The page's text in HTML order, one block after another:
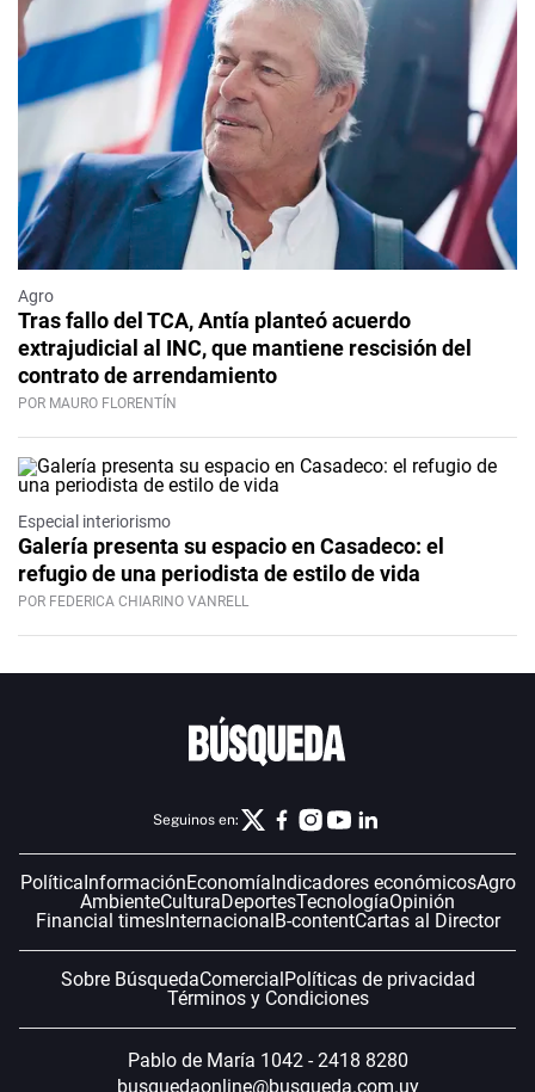
Agro
Tras fallo del TCA, Antía planteó acuerdo
extrajudicial al INC, que mantiene rescisión del
contrato de arrendamiento
POR MAURO FLORENTÍN
Especial interiorismo
Galería presenta su espacio en Casadeco: el
refugio de una periodista de estilo de vida
POR FEDERICA CHIARINO VANRELL
Seguinos en:
PolíticaInformaciónEconomíaIndicadores económicosAgro
AmbienteCulturaDeportesTecnologíaOpinión
Financial timesInternacionalB-contentCartas al Director
Sobre BúsquedaComercialPolíticas de privacidad
Términos y Condiciones
Pablo de María 1042 - 2418 8280
busquedaonline@busqueda.com.uy